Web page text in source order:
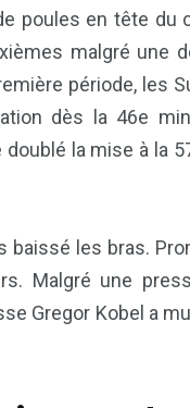
poules en tête du
malgré une
période, les
dès la 46e
la mise à la
les bras.
Malgré une
Gregor Kobel a